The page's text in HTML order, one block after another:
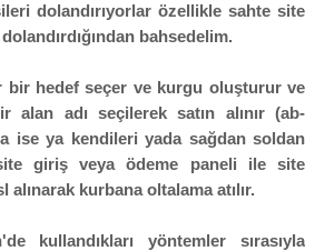
dolandırıyorlar özellikle sahte site
bahsedelim.
bir hedef seçer ve kurgu oluşturur ve
alan adı seçilerek satın alınır (ab-
ise ya kendileri yada sağdan soldan
giriş veya ödeme paneli ile site
alınarak kurbana oltalama atılır.
kullandıkları yöntemler sırasıyla